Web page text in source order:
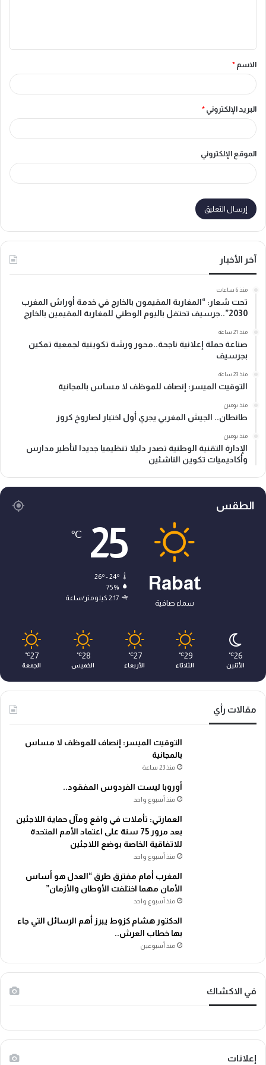
ق
*
الاسم *
البريد الإلكتروني *
الموقع الإلكتروني
آخر الأخبار
منذ 6 ساعات
تحت شعار: “المغاربة المقيمون بالخارج في خدمة أوراش المغرب
2030”..جرسيف تحتفل باليوم الوطني للمغاربة المقيمين بالخارج
منذ 21 ساعة
صناعة حملة إعلانية ناجحة..محور ورشة تكوينية لجمعية تمكين
بجرسيف
منذ 23 ساعة
التوقيت الميسر: إنصاف للموظف لا مساس بالمجانية
منذ يومين
طانطان.. الجيش المغربي يجري أول اختبار لصاروخ كروز
منذ يومين
الإدارة التقنية الوطنية تصدر دليلا تنظيميا جديدا لتأطير مدارس
وأكاديميات تكوين الناشئين
الطقس
Rabat
سماء صافية
25
℃
26º - 24º
75%
2.17 كيلومتر/ساعة
26
℃
الأثنين
29
℃
الثلاثاء
27
℃
الأربعاء
28
℃
الخميس
27
℃
الجمعة
مقالات رأي
التوقيت الميسر: إنصاف للموظف لا مساس
بالمجانية
منذ 23 ساعة
أوروبا ليست الفردوس المفقود..
منذ أسبوع واحد
العمارتي: تأملات في واقع ومآل حماية اللاجئين
بعد مرور 75 سنة على اعتماد الأمم المتحدة
للاتفاقية الخاصة بوضع اللاجئين
منذ أسبوع واحد
المغرب أمام مفترق طرق “العدل هو أساس
الأمان مهما اختلفت الأوطان والأزمان”
منذ أسبوع واحد
الدكتور هشام كزوط يبرز أهم الرسائل التي جاء
بها خطاب العرش..
منذ أسبوعين
في الاكشاك
إعلانات